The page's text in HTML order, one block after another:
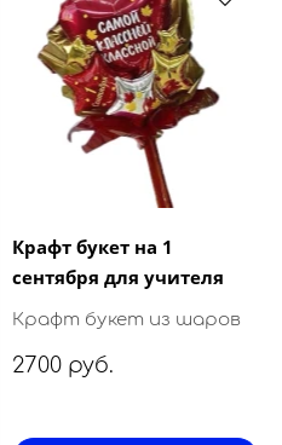
Крафт букет на 1
сентября для учителя
Крафт букет из шаров
2700 руб.